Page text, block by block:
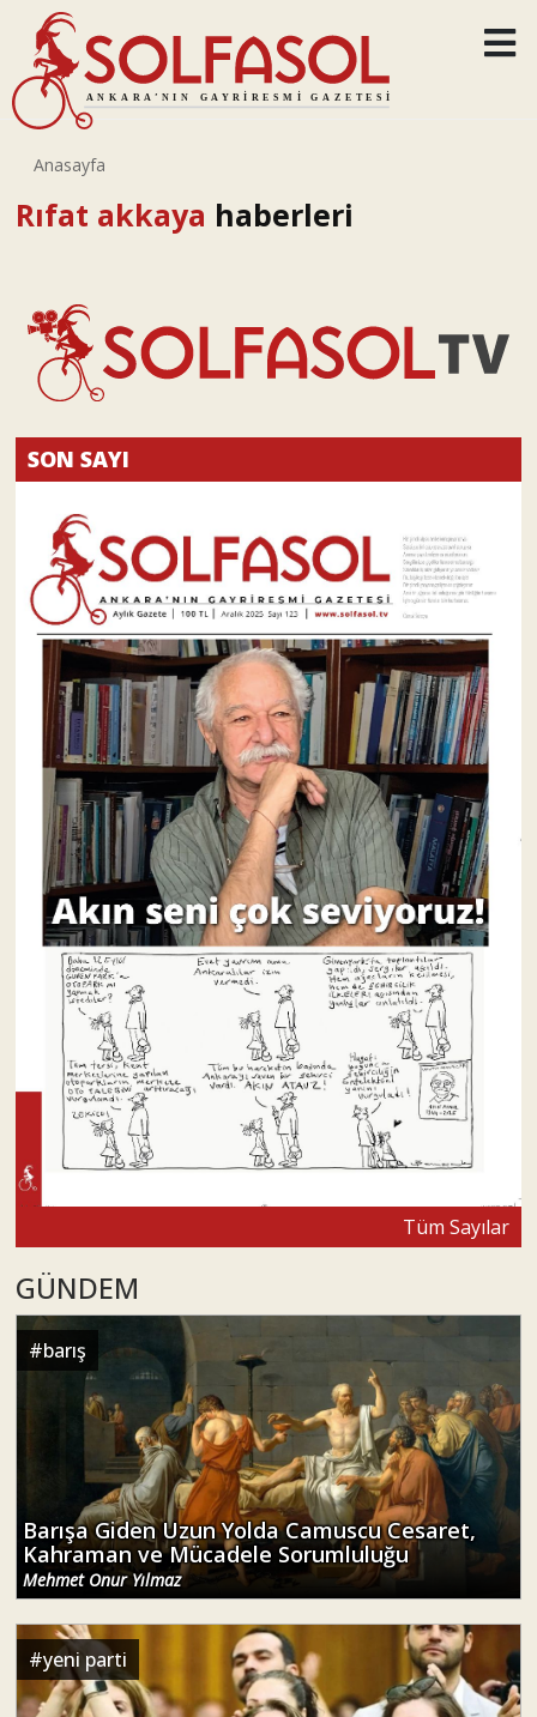
Anasayfa
Rıfat akkaya haberleri
SON SAYI
Tüm Sayılar
GÜNDEM
#barış
Barışa Giden Uzun Yolda Camuscu Cesaret,
Kahraman ve Mücadele Sorumluluğu
Mehmet Onur Yılmaz
#yeni parti